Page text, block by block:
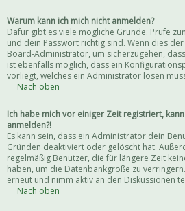
Warum kann ich mich nicht anmelden?
Dafür gibt es viele mögliche Gründe. Prüfe
und dein Passwort richtig sind. Wenn dies
Board-Administrator, um sicherzugehen,
ist ebenfalls möglich, dass ein
vorliegt, welches ein Administrator lösen
Nach oben
Ich habe mich vor einiger Zeit registriert,
anmelden?!
Es kann sein, dass ein Administrator dein
Gründen deaktiviert oder gelöscht hat.
regelmäßig Benutzer, die für längere Zeit
haben, um die Datenbankgröße zu
erneut und nimm aktiv an den Diskussionen
Nach oben